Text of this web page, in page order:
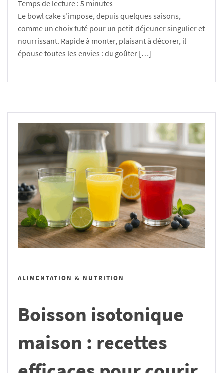
Temps de lecture : 5 minutes
Le bowl cake s’impose, depuis quelques saisons,
comme un choix futé pour un petit-déjeuner singulier et
nourrissant. Rapide à monter, plaisant à décorer, il
épouse toutes les envies : du goûter […]
ALIMENTATION & NUTRITION
Boisson isotonique
maison : recettes